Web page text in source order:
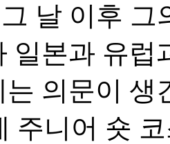
날 이후
일본과 유럽
의문이 생
주니어 숏